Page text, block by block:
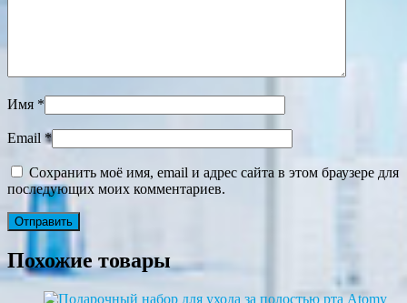
Имя *
Email *
Сохранить моё имя, email и адрес сайта в этом браузере для
последующих моих комментариев.
Похожие товары